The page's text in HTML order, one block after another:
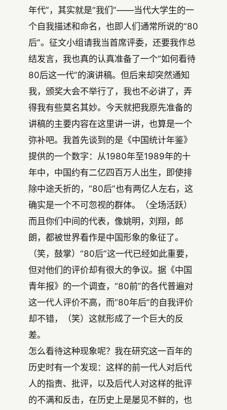
年代”，其实就是“我们”——当代大学生的一
个自我描述和命名，也即人们通常所说的“80
后”。征文小组请我当首席评委，还要我作总
结发言，我也真的认真准备了一个“如何看待
80后这一代”的演讲稿。但后来却突然通知
我，颁奖大会不举行了，我也不必讲了，弄
得我有些莫名其妙。今天就把我原先准备的
讲稿的主要内容在这里讲一讲，也算是一个
弥补吧。我首先谈到的是《中国统计年鉴》
提供的一个数字：从1980年至1989年的十
年中，中国约有二亿四百万人出生，即使排
除中途夭折的，“80后”也有两亿人左右，这
确实是一个不可忽视的群体。（全场活跃）
而且你们中间的代表，像姚明，刘翔，郎
朗，都被世界看作是中国形象的象征了。
（笑，鼓掌）“80后”这一代已经如此重要，
但对他们的评价却有很大的争议。据《中国
青年报》的一个调查，“80前”的各代普遍对
这一代人评价不高，而“80年后”的自我评价
却不错，（笑）这就形成了一个巨大的反
差。
怎么看待这种现象呢？我在研究这一百年的
历史时有一个发现：这样的前一代人对后代
人的指责、批评，以及后代人对这样的批评
的不满和反击，在历史上是屡见不鲜的，也